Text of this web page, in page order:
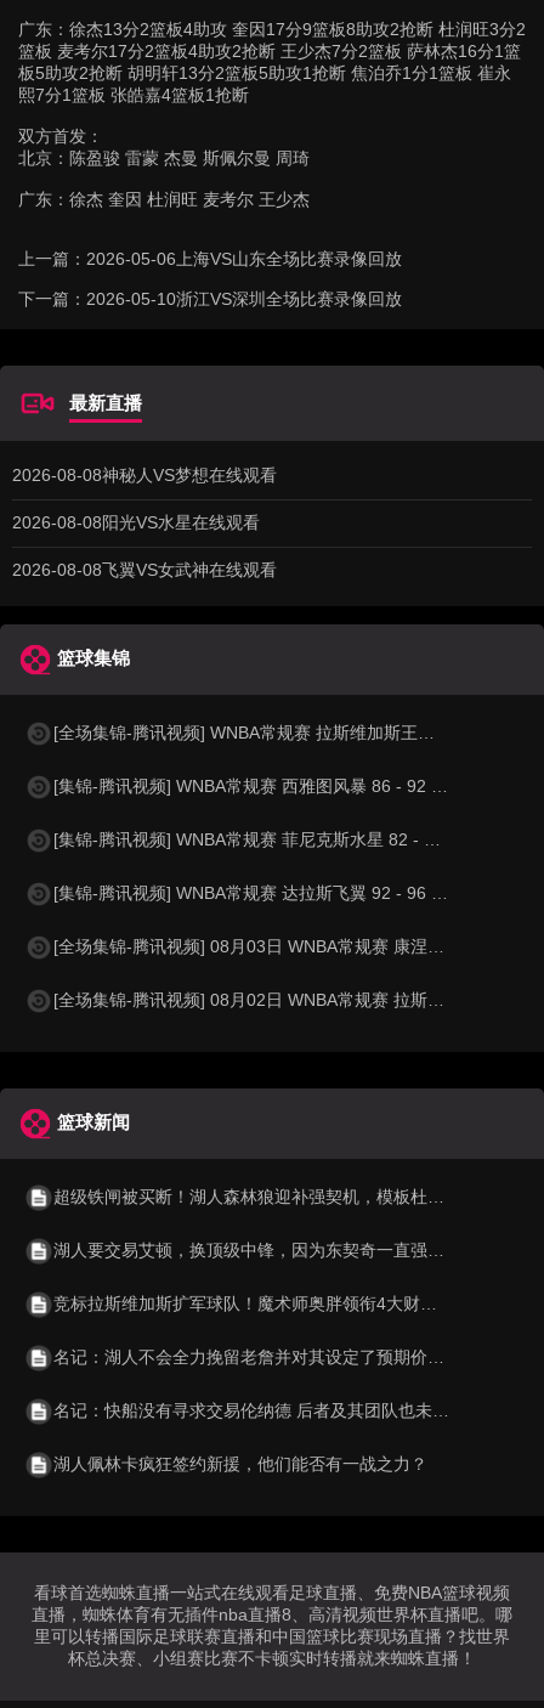
广东：徐杰13分2篮板4助攻 奎因17分9篮板8助攻2抢断 杜润旺3分2
篮板 麦考尔17分2篮板4助攻2抢断 王少杰7分2篮板 萨林杰16分1篮
板5助攻2抢断 胡明轩13分2篮板5助攻1抢断 焦泊乔1分1篮板 崔永
熙7分1篮板 张皓嘉4篮板1抢断
双方首发：
北京：陈盈骏 雷蒙 杰曼 斯佩尔曼 周琦
广东：徐杰 奎因 杜润旺 麦考尔 王少杰
上一篇： 2026-05-06上海VS山东全场比赛录像回放
下一篇： 2026-05-10浙江VS深圳全场比赛录像回放
最新直播
2026-08-08神秘人VS梦想在线观看
2026-08-08阳光VS水星在线观看
2026-08-08飞翼VS女武神在线观看
篮球集锦
[全场集锦-腾讯视频] WNBA常规赛 拉斯维加斯王牌 86 - 84 印第安纳狂热
[集锦-腾讯视频] WNBA常规赛 西雅图风暴 86 - 92 纽约自由人
[集锦-腾讯视频] WNBA常规赛 菲尼克斯水星 82 - 96 亚特兰大梦想
[集锦-腾讯视频] WNBA常规赛 达拉斯飞翼 92 - 96 华盛顿神秘人
[全场集锦-腾讯视频] 08月03日 WNBA常规赛 康涅狄格太阳63-83达拉斯飞翼
[全场集锦-腾讯视频] 08月02日 WNBA常规赛 拉斯维加斯王牌83-84芝加哥天空
篮球新闻
超级铁闸被买断！湖人森林狼迎补强契机，模板杜兰特，因膝伤转型
湖人要交易艾顿，换顶级中锋，因为东契奇一直强调要强力内线
竞标拉斯维加斯扩军球队！魔术师奥胖领衔4大财团 乔丹也可能入股
名记：湖人不会全力挽留老詹并对其设定了预期价码 决定权在后者
名记：快船没有寻求交易伦纳德 后者及其团队也未表达过任何不满
湖人佩林卡疯狂签约新援，他们能否有一战之力？
看球首选蜘蛛直播一站式在线观看足球直播、免费NBA篮球视频
直播，蜘蛛体育有无插件nba直播8、高清视频世界杯直播吧。哪
里可以转播国际足球联赛直播和中国篮球比赛现场直播？找世界
杯总决赛、小组赛比赛不卡顿实时转播就来蜘蛛直播！